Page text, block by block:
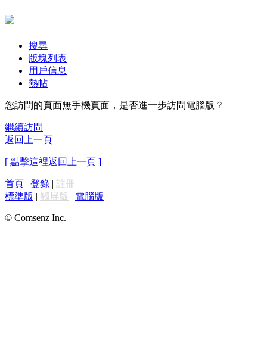
搜尋
版塊列表
用戶信息
熱帖
您訪問的頁面無手機頁面，是否進一步訪問電腦版？
繼續訪問
返回上一頁
[ 點擊這裡返回上一頁 ]
首頁 | 登錄 | 註冊
標準版 | 觸屏版 | 電腦版 |
© Comsenz Inc.